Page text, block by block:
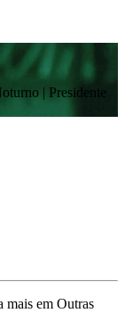
| Presidente
mais em Outras